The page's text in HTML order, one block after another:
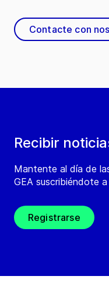
Recibir
Mantente al día de
GEA suscribiéndote
Registrarse
Contacte con